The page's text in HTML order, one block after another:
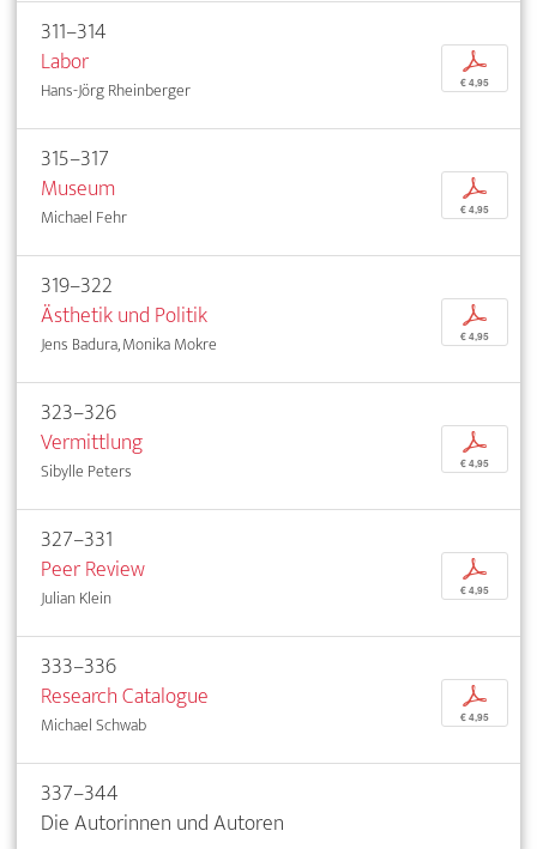
311–314
Labor
Hans-Jörg Rheinberger
p
€ 4,95
315–317
Museum
Michael Fehr
p
€ 4,95
319–322
Ästhetik und Politik
Jens Badura, Monika Mokre
p
€ 4,95
323–326
Vermittlung
Sibylle Peters
p
€ 4,95
327–331
Peer Review
Julian Klein
p
€ 4,95
333–336
Research Catalogue
Michael Schwab
p
€ 4,95
337–344
Die Autorinnen und Autoren